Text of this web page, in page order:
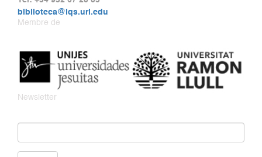
biblioteca@iqs.url.edu
Membre de
Newsletter